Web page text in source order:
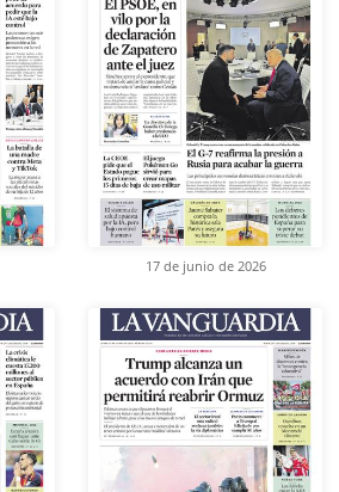
17 de junio de 2026